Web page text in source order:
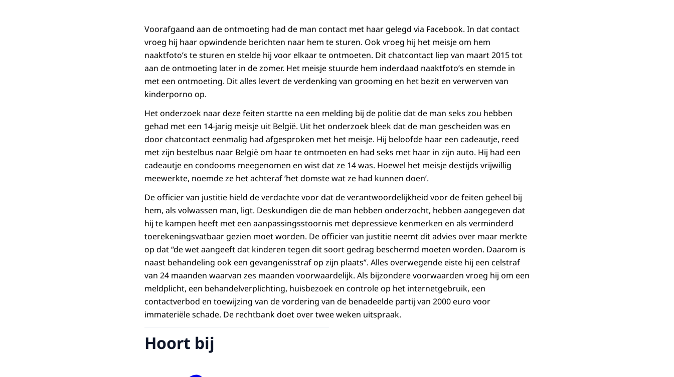
Voorafgaand aan de ontmoeting had de man contact met haar gelegd via Facebook. In dat contact
vroeg hij haar opwindende berichten naar hem te sturen. Ook vroeg hij het meisje om hem
naaktfoto’s te sturen en stelde hij voor elkaar te ontmoeten. Dit chatcontact liep van maart 2015 tot
aan de ontmoeting later in de zomer. Het meisje stuurde hem inderdaad naaktfoto’s en stemde in
met een ontmoeting. Dit alles levert de verdenking van grooming en het bezit en verwerven van
kinderporno op.
Het onderzoek naar deze feiten startte na een melding bij de politie dat de man seks zou hebben
gehad met een 14-jarig meisje uit België. Uit het onderzoek bleek dat de man gescheiden was en
door chatcontact eenmalig had afgesproken met het meisje. Hij beloofde haar een cadeautje, reed
met zijn bestelbus naar België om haar te ontmoeten en had seks met haar in zijn auto. Hij had een
cadeautje en condooms meegenomen en wist dat ze 14 was. Hoewel het meisje destijds vrijwillig
meewerkte, noemde ze het achteraf ‘het domste wat ze had kunnen doen’.
De officier van justitie hield de verdachte voor dat de verantwoordelijkheid voor de feiten geheel bij
hem, als volwassen man, ligt. Deskundigen die de man hebben onderzocht, hebben aangegeven dat
hij te kampen heeft met een aanpassingsstoornis met depressieve kenmerken en als verminderd
toerekeningsvatbaar gezien moet worden. De officier van justitie neemt dit advies over maar merkte
op dat “de wet aangeeft dat kinderen tegen dit soort gedrag beschermd moeten worden. Daarom is
naast behandeling ook een gevangenisstraf op zijn plaats”. Alles overwegende eiste hij een celstraf
van 24 maanden waarvan zes maanden voorwaardelijk. Als bijzondere voorwaarden vroeg hij om een
meldplicht, een behandelverplichting, huisbezoek en controle op het internetgebruik, een
contactverbod en toewijzing van de vordering van de benadeelde partij van 2000 euro voor
immateriële schade. De rechtbank doet over twee weken uitspraak.
Hoort bij